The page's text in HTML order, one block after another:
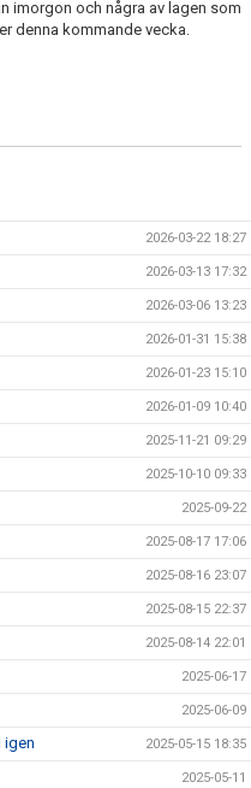
imorgon och några av lagen som
denna kommande vecka.
2026-03-22 18:27
2026-03-13 17:32
2026-03-06 13:23
2026-01-31 15:38
2026-01-23 15:10
2026-01-09 10:40
2025-11-21 09:29
2025-10-10 09:33
2025-09-22
2025-08-17 17:06
2025-08-16 23:07
2025-08-15 22:37
2025-08-14 22:01
2025-06-17
2025-06-09
igen 2025-05-15 18:35
2025-05-11